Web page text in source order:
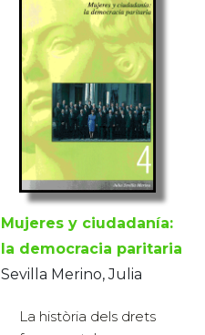
Mujeres y ciudadanía:
la democracia paritaria
Sevilla Merino, Julia
La història dels drets